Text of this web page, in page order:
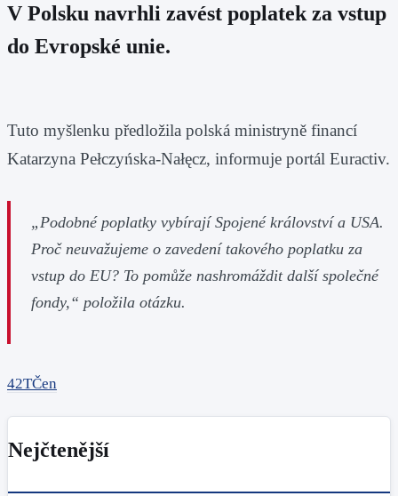
V Polsku navrhli zavést poplatek za vstup
do Evropské unie.
Tuto myšlenku předložila polská ministryně financí
Katarzyna Pełczyńska-Nałęcz, informuje portál Euractiv.
„Podobné poplatky vybírají Spojené království a USA.
Proč neuvažujeme o zavedení takového poplatku za
vstup do EU? To pomůže nashromáždit další společné
fondy,“ položila otázku.
42TČen
Nejčtenější